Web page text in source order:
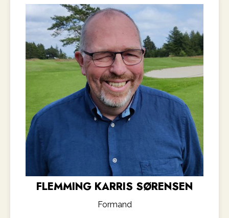
FLEMMING KARRIS SØRENSEN
Formand